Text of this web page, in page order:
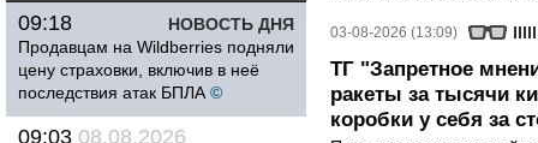
НОВОСТЬ ДНЯ
09:18
Продавцам на Wildberries подняли
цену страховки, включив в неё
последствия атак БПЛА ©
09:03 08.08.2026
03-08-2026 (13:09)
ТГ "Запретное
ракеты за тысячи
коробки у себя за